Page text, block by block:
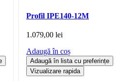
Profil IPE140-12M
1.079,00 lei
Adaugă în coș
Adaugă în lista cu preferințe
Vizualizare rapida